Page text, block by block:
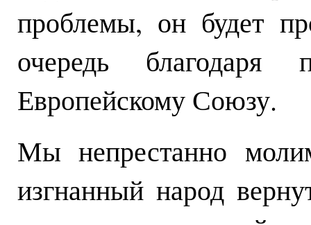
проблемы, он будет
очередь
Европейскому Союзу.
Мы непрестанно
изгнанный народ